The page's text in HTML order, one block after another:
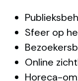
Sfeer op
Online
Horeca-